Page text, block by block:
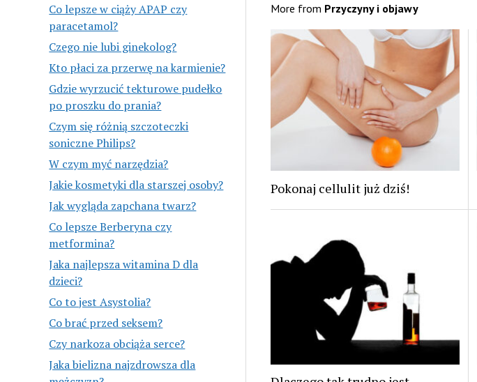
Co lepsze w ciąży APAP czy
paracetamol?
Czego nie lubi ginekolog?
Kto płaci za przerwę na karmienie?
Gdzie wyrzucić tekturowe pudełko
po proszku do prania?
Czym się różnią szczoteczki
soniczne Philips?
W czym myć narzędzia?
Jakie kosmetyki dla starszej osoby?
Jak wygląda zapchana twarz?
Co lepsze Berberyna czy
metformina?
Jaka najlepsza witamina D dla
dzieci?
Co to jest Asystolia?
Co brać przed seksem?
Czy narkoza obciąża serce?
Jaka bielizna najzdrowsza dla
More from Przyczyny i objawy
Pokonaj cellulit już dziś!